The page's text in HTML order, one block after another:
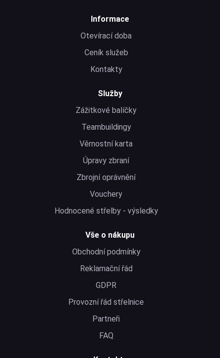
Informace
Otevírací doba
Ceník služeb
Kontakty
Služby
Zážitkové balíčky
Teambuildingy
Věrnostní karta
Úpravy zbraní
Zbrojní oprávnění
Vouchery
Hodnocené střelby - výsledky
Vše o nákupu
Obchodní podmínky
Reklamační řád
GDPR
Provozní řád střelnice
Partneři
FAQ